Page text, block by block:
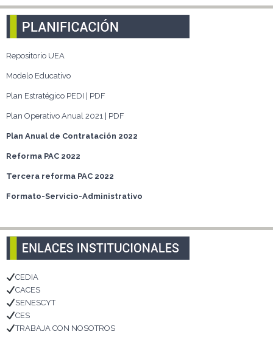
Repositorio UEA
Modelo Educativo
Plan Estratégico PEDI | PDF
Plan Operativo Anual 2021 | PDF
Plan Anual de Contratación 2022
Reforma PAC 2022
Tercera reforma PAC 2022
Formato-Servicio-Administrativo
CEDIA
CACES
SENESCYT
CES
TRABAJA CON NOSOTROS